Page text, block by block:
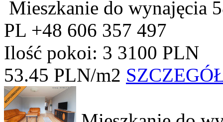
Mieszkanie do wynajęcia
PL +48 606 357 497
Ilość pokoi: 3 3100 PLN
53.45 PLN/m2